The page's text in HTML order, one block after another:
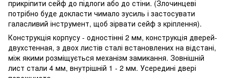
прикріпити сейф до підлоги або до стіни. (Злочинцеві
потрібно буде докласти чимало зусиль і застосувати
галасливий інструмент, щоб зірвати сейф з кріплення).
Конструкція корпусу - одностінні 2 мм, конструкція дверей-
двухстенная, з двох листів сталі встановлених на відстані,
між якими розміщується механізм замикання. Зовнішній
лист стали 4 мм, внутрішній 1 - 2 мм. Усередині двері